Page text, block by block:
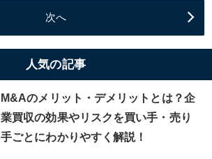
次へ
人気の記事
M&Aのメリット・デメリットとは？企
業買収の効果やリスクを買い手・売り
手ごとにわかりやすく解説！